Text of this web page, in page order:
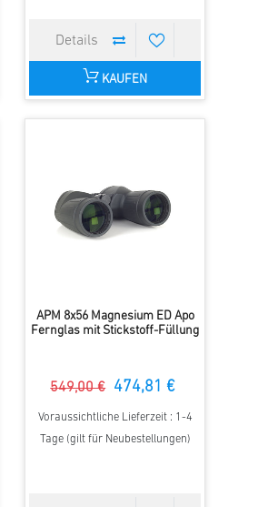
KAUFEN
APM 8x56 Magnesium ED Apo
Fernglas mit Stickstoff-Füllung
549,00 € 474,81 €
Voraussichtliche Lieferzeit : 1-4
Tage (gilt für Neubestellungen)